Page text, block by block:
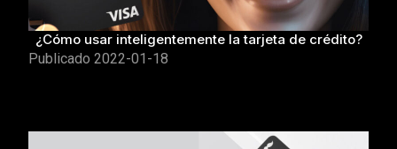
¿Cómo usar inteligentemente la tarjeta de crédito?
Publicado 2022-01-18